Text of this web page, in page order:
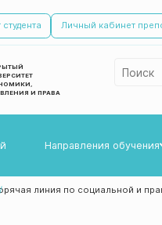
Личный кабинет
И ПРАВА
Направления обучения
линия по социальной и